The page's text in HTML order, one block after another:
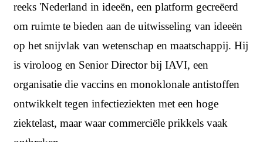
reeks 'Nederland in ideeën, een platform gecreëerd
om ruimte te bieden aan de uitwisseling van ideeën
op het snijvlak van wetenschap en maatschappij. Hij
is viroloog en Senior Director bij IAVI, een
organisatie die vaccins en monoklonale antistoffen
ontwikkelt tegen infectieziekten met een hoge
ziektelast, maar waar commerciële prikkels vaak